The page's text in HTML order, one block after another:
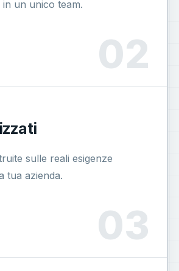
un unico team.
sulle reali esigenze
tua azienda.